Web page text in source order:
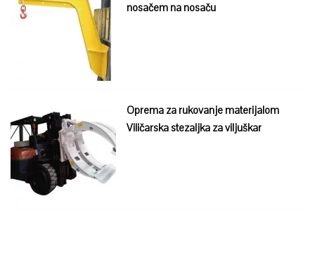
nosačem na nosaču
Oprema za rukovanje materijalom
Viličarska stezaljka za viljuškar